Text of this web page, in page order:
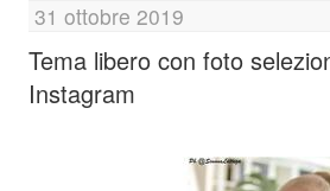
31 ottobre 2019
Tema libero con foto
Instagram